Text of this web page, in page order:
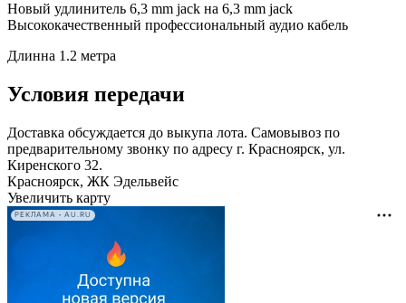
Новый удлинитель 6,3 mm jack на 6,3 mm jack
Высококачественный профессиональный аудио кабель
Длинна 1.2 метра
Условия передачи
Доставка обсуждается до выкупа лота. Самовывоз по
предварительному звонку по адресу г. Красноярск, ул.
Киренского 32.
Красноярск, ЖК Эдельвейс
Увеличить карту
РЕКЛАМА • AU.RU